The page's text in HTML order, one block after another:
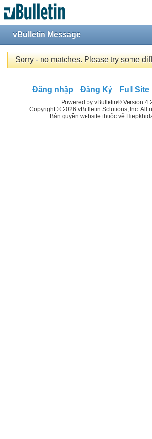
vBulletin Message
Sorry - no matches. Please try some
Đăng nhập Đăng Ký Full Site
Powered by vBulletin® Version
Copyright © 2026 vBulletin Solutions, Inc. All
Bản quyền website thuộc về